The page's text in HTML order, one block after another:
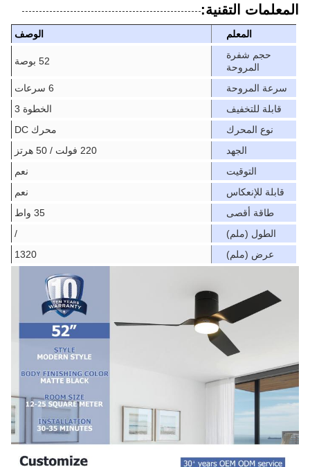
المعلمات التقنية:
المعلم
الوصف
حجم شفرة
المروحة
52 بوصة
سرعة المروحة
قابلة للتخفيف
الخطوة 3
نوع المحرك
محرك DC
الجهد
220 فولت / 50 هرتز
التوقيت
نعم
قابلة للإنعكاس
نعم
طاقة أقصى
35 واط
الطول (ملم)
عرض (ملم)
1320